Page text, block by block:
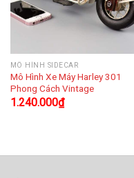
MÔ HÌNH SIDECAR
Mô Hình Xe Máy Harley 301
Phong Cách Vintage
1.240.000₫